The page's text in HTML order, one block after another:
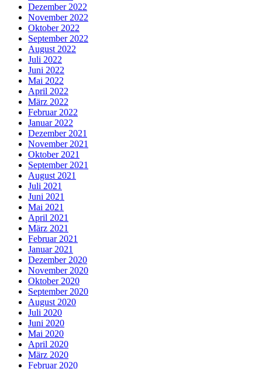
Dezember 2022
November 2022
Oktober 2022
September 2022
August 2022
Juli 2022
Juni 2022
Mai 2022
April 2022
März 2022
Februar 2022
Januar 2022
Dezember 2021
November 2021
Oktober 2021
September 2021
August 2021
Juli 2021
Juni 2021
Mai 2021
April 2021
März 2021
Februar 2021
Januar 2021
Dezember 2020
November 2020
Oktober 2020
September 2020
August 2020
Juli 2020
Juni 2020
Mai 2020
April 2020
März 2020
Februar 2020